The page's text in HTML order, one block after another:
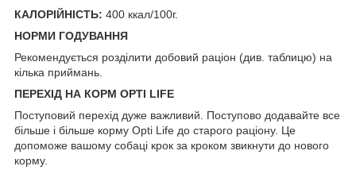
КАЛОРІЙНІСТЬ: 400 ккал/100г.
НОРМИ ГОДУВАННЯ
Рекомендується розділити добовий раціон (див. таблицю) на
кілька приймань.
ПЕРЕХІД НА КОРМ OPTI LIFE
Поступовий перехід дуже важливий. Поступово додавайте все
більше і більше корму Opti Life до старого раціону. Це
допоможе вашому собаці крок за кроком звикнути до нового
корму.